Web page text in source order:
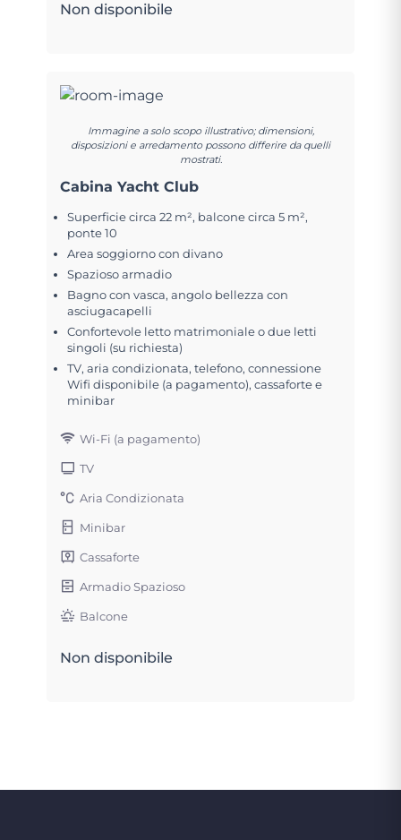
Non disponibile
Immagine a solo scopo illustrativo; dimensioni,
disposizioni e arredamento possono differire da quelli
mostrati.
Cabina Yacht Club
Superficie circa 22 m², balcone circa 5 m²,
ponte 10
Area soggiorno con divano
Spazioso armadio
Bagno con vasca, angolo bellezza con
asciugacapelli
Confortevole letto matrimoniale o due letti
singoli (su richiesta)
TV, aria condizionata, telefono, connessione
Wifi disponibile (a pagamento), cassaforte e
minibar
Wi-Fi (a pagamento)
TV
Aria Condizionata
Minibar
Cassaforte
Armadio Spazioso
Balcone
Non disponibile